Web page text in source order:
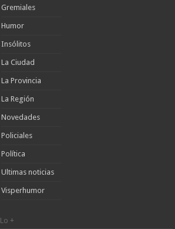
Gremiales
Humor
Insólitos
La Ciudad
La Provincia
La Región
Novedades
Policiales
Política
Ultimas noticias
Visperhumor
Lo +